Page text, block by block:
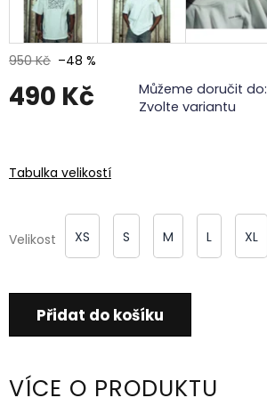
950 Kč –48 %
490 Kč
Můžeme doručit do:
Zvolte variantu
Tabulka velikostí
Velikost XS S M L XL
Přidat do košíku
VÍCE O PRODUKTU